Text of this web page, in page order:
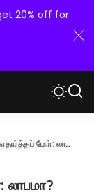
20% off for
மதிப்பீடா? (Valuation vs Profitability)